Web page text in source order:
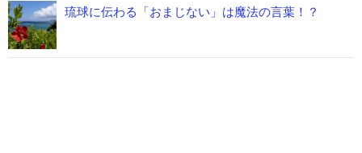
琉球に伝わる「おまじない」は魔法の言葉！？